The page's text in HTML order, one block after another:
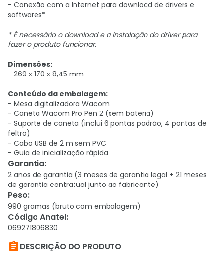
- Conexão com a Internet para download de drivers e
softwares*
* É necessário o download e a instalação do driver para
fazer o produto funcionar.
Dimensões:
- 269 x 170 x 8,45 mm
Conteúdo da embalagem:
- Mesa digitalizadora Wacom
- Caneta Wacom Pro Pen 2 (sem bateria)
- Suporte de caneta (inclui 6 pontas padrão, 4 pontas de
feltro)
- Cabo USB de 2 m sem PVC
- Guia de inicialização rápida
Garantia:
2 anos de garantia (3 meses de garantia legal + 21 meses
de garantia contratual junto ao fabricante)
Peso:
990 gramas (bruto com embalagem)
Código Anatel:
069271806830
DESCRIÇÃO DO PRODUTO